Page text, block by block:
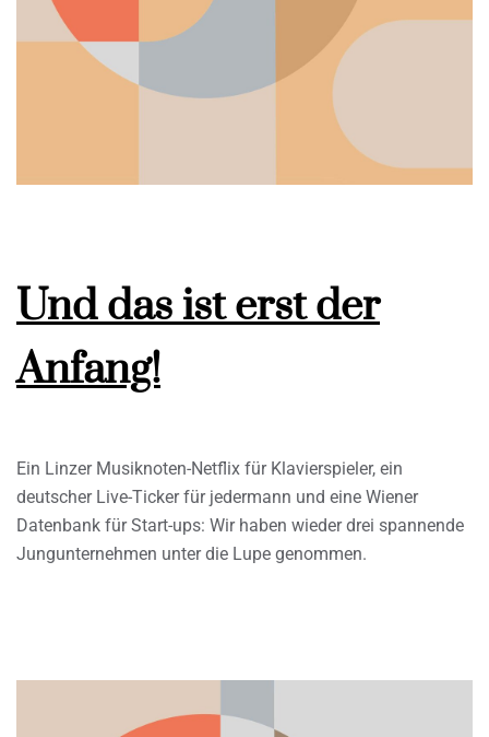
Und das ist erst der
Anfang!
Ein Linzer Musiknoten-Netflix für Klavierspieler, ein
deutscher Live-Ticker für jedermann und eine Wiener
Datenbank für Start-ups: Wir haben wieder drei spannende
Jungunternehmen unter die Lupe genommen.